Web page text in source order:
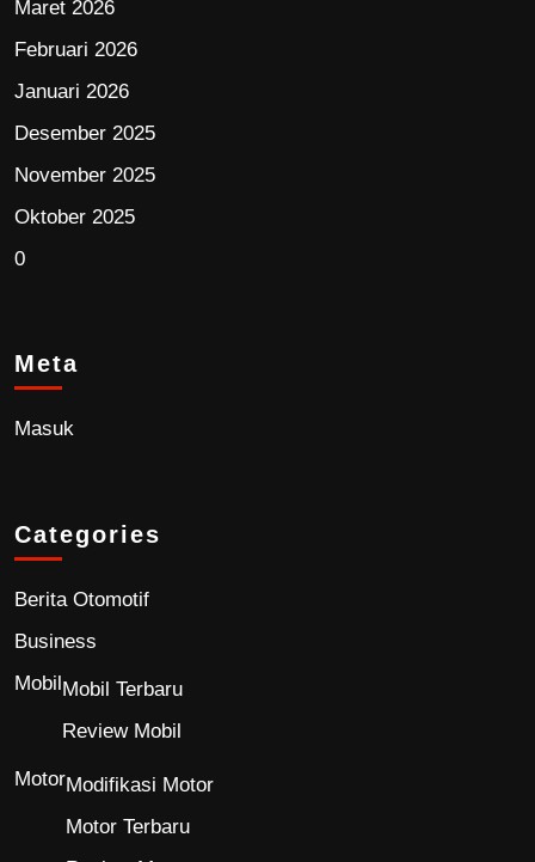
Maret 2026
Februari 2026
Januari 2026
Desember 2025
November 2025
Oktober 2025
0
Meta
Masuk
Categories
Berita Otomotif
Business
MobilMobil Terbaru
Review Mobil
MotorModifikasi Motor
Motor Terbaru